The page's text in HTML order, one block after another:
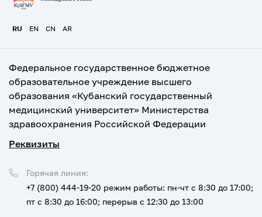
RU EN CN AR
Федеральное государственное бюджетное
образовательное учреждение высшего
образования «Кубанский государственный
медицинский университет» Министерства
здравоохранения Российской Федерации
Реквизиты
Горячая линия:
+7 (800) 444-19-20 режим работы: пн-чт с 8:30 до 17:00;
пт с 8:30 до 16:00; перерыв с 12:30 до 13:00